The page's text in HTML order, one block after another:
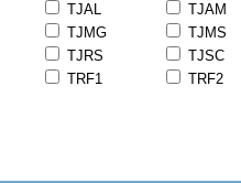
TJAL TJAM
TJMG TJMS
TJRS TJSC
TRF1 TRF2